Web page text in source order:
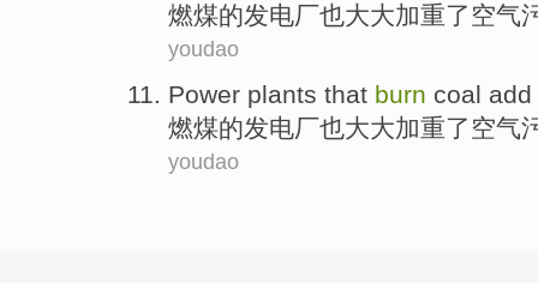
燃煤的发电厂也大大加重了空气
youdao
Power plants that burn coal add
燃煤的发电厂也大大加重了空气
youdao